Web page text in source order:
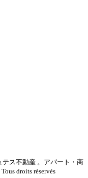
ス不動産 。アパート・商
droits réservés